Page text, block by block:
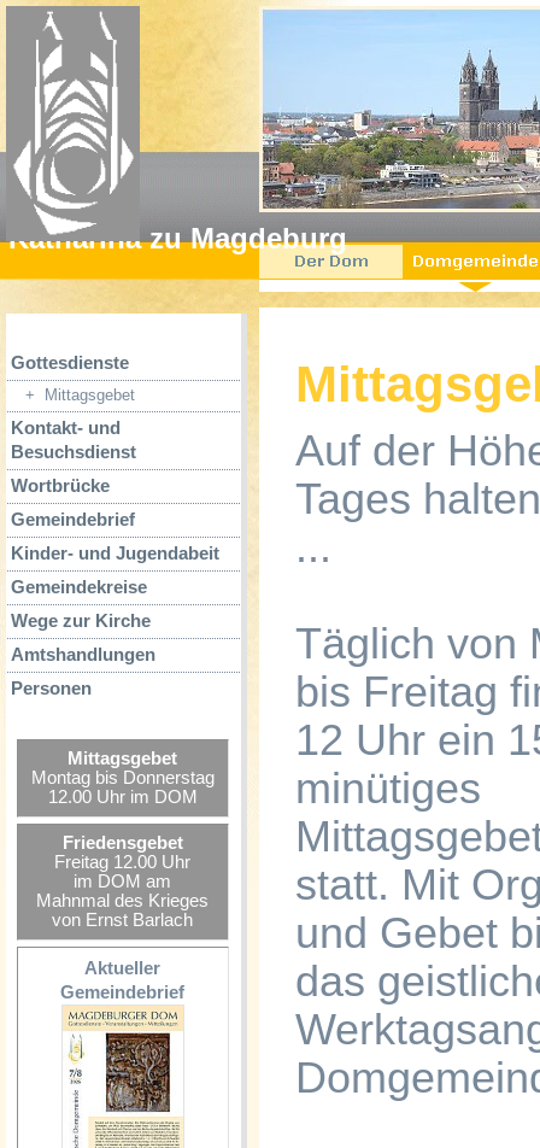
Katharina zu Magdeburg
Gottesdienste
+ Mittagsgebet
Kontakt- und
Besuchsdienst
Wortbrücke
Gemeindebrief
Kinder- und Jugendabeit
Gemeindekreise
Wege zur Kirche
Amtshandlungen
Personen
Mittagsgebet
Montag bis Donnerstag
12.00 Uhr im DOM
Friedensgebet
Freitag 12.00 Uhr
im DOM am
Mahnmal des Krieges
von Ernst Barlach
Aktueller
Gemeindebrief
Auf der
Tages
...
Täglich von
bis Freitag
12 Uhr ein
minütiges
statt. Mit
und Gebet
das